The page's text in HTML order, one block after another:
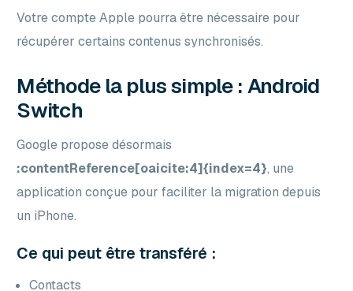
Votre compte Apple pourra être nécessaire pour
récupérer certains contenus synchronisés.
Méthode la plus simple : Android
Switch
Google propose désormais
:contentReference[oaicite:4]{index=4}, une
application conçue pour faciliter la migration depuis
un iPhone.
Ce qui peut être transféré :
Contacts